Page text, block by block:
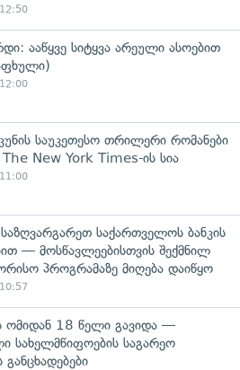
ააწყვე სიტყვა არეული ასოებით
საუკეთესო თრილერი რომანები
New York Times-ის სია
საქართველოს ბანკის
— მოსწავლეებისთვის შექმნილ
პროგრამაზე მიღება დაიწყო
ომიდან 18 წელი გავიდა —
სახელმწიფოების საგარეო
განცხადებები